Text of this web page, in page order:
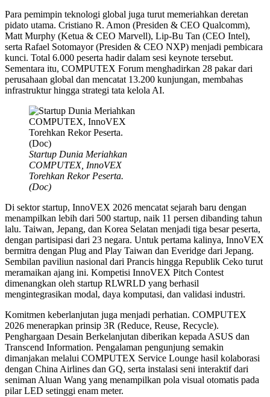
Para pemimpin teknologi global juga turut memeriahkan deretan
pidato utama. Cristiano R. Amon (Presiden & CEO Qualcomm),
Matt Murphy (Ketua & CEO Marvell), Lip-Bu Tan (CEO Intel),
serta Rafael Sotomayor (Presiden & CEO NXP) menjadi pembicara
kunci. Total 6.000 peserta hadir dalam sesi keynote tersebut.
Sementara itu, COMPUTEX Forum menghadirkan 28 pakar dari
perusahaan global dan mencatat 13.200 kunjungan, membahas
infrastruktur hingga strategi tata kelola AI.
Startup Dunia Meriahkan
COMPUTEX, InnoVEX
Torehkan Rekor Peserta.
(Doc)
Di sektor startup, InnoVEX 2026 mencatat sejarah baru dengan
menampilkan lebih dari 500 startup, naik 11 persen dibanding tahun
lalu. Taiwan, Jepang, dan Korea Selatan menjadi tiga besar peserta,
dengan partisipasi dari 23 negara. Untuk pertama kalinya, InnoVEX
bermitra dengan Plug and Play Taiwan dan Everidge dari Jepang.
Sembilan paviliun nasional dari Prancis hingga Republik Ceko turut
meramaikan ajang ini. Kompetisi InnoVEX Pitch Contest
dimenangkan oleh startup RLWRLD yang berhasil
mengintegrasikan modal, daya komputasi, dan validasi industri.
Komitmen keberlanjutan juga menjadi perhatian. COMPUTEX
2026 menerapkan prinsip 3R (Reduce, Reuse, Recycle).
Penghargaan Desain Berkelanjutan diberikan kepada ASUS dan
Transcend Information. Pengalaman pengunjung semakin
dimanjakan melalui COMPUTEX Service Lounge hasil kolaborasi
dengan China Airlines dan GQ, serta instalasi seni interaktif dari
seniman Aluan Wang yang menampilkan pola visual otomatis pada
pilar LED setinggi enam meter.